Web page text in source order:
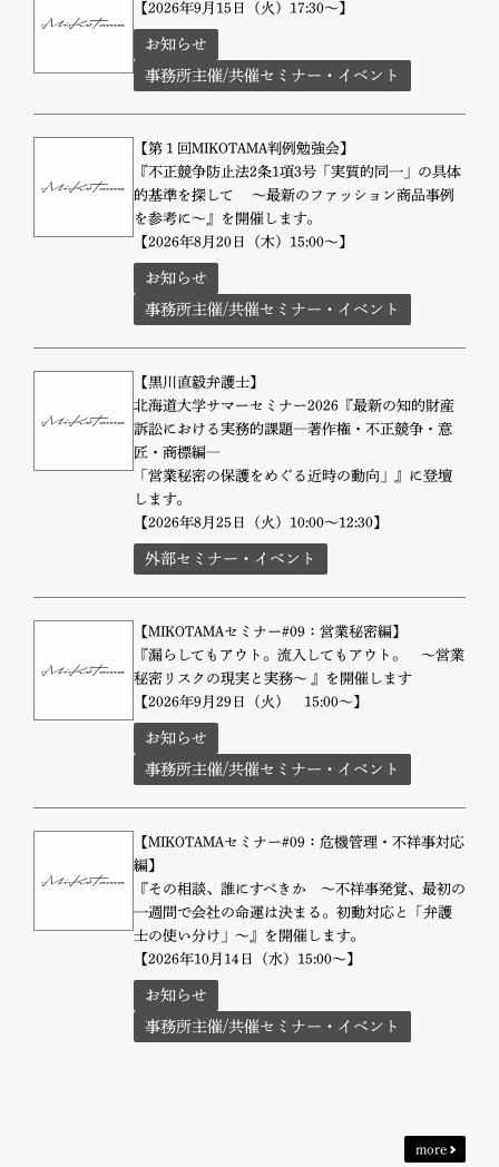
【2026年9月15日（火）17:30～】
お知らせ
事務所主催/共催セミナー・イベント
【第１回MIKOTAMA判例勉強会】
『不正競争防止法2条1項3号「実質的同一」の具体
的基準を探して ～最新のファッション商品事例
を参考に～』を開催します。
【2026年8月20日（木）15:00～】
お知らせ
事務所主催/共催セミナー・イベント
【黒川直毅弁護士】
北海道大学サマーセミナー2026『最新の知的財産
訴訟における実務的課題―著作権・不正競争・意
匠・商標編―
「営業秘密の保護をめぐる近時の動向」』に登壇
します。
【2026年8月25日（火）10:00～12:30】
外部セミナー・イベント
【MIKOTAMAセミナー#09：営業秘密編】
『漏らしてもアウト。流入してもアウト。 〜営業
秘密リスクの現実と実務〜 』を開催します
【2026年9月29日（火） 15:00～】
お知らせ
事務所主催/共催セミナー・イベント
【MIKOTAMAセミナー#09：危機管理・不祥事対応
編】
『その相談、誰にすべきか 〜不祥事発覚、最初の
一週間で会社の命運は決まる。初動対応と「弁護
士の使い分け」〜』を開催します。
【2026年10月14日（水）15:00～】
お知らせ
事務所主催/共催セミナー・イベント
more